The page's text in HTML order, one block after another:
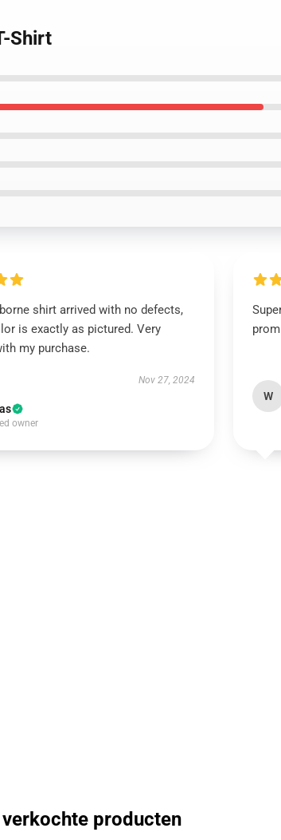
Shirt
shirt arrived with no defects,
is exactly as pictured. Very
my purchase.
Nov 27, 2024
owner
W
producten